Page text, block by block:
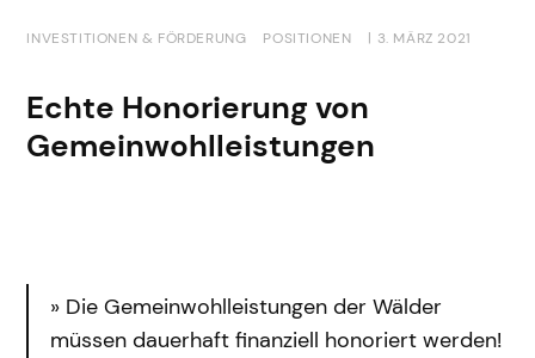
INVESTITIONEN & FÖRDERUNG POSITIONEN | 3. MÄRZ 2021
Echte Honorierung von
Gemeinwohlleistungen
Die Gemeinwohlleistungen der Wälder
müssen dauerhaft finanziell honoriert werden!